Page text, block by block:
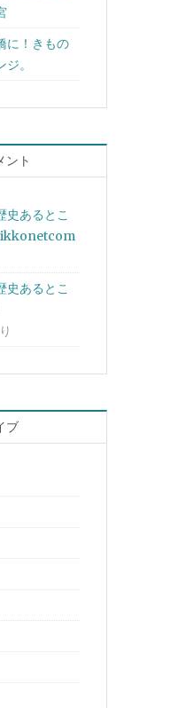
に！きもの
。
ント
史あるとこ
ikkonetcom
史あるとこ
ブ